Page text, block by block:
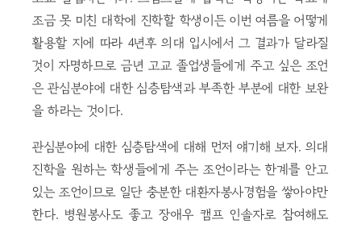
조금 못 미친 대학에 진학할 학생이든 이번 여름을 어떻게
활용할 지에 따라 4년후 의대 입시에서 그 결과가 달라질
것이 자명하므로 금년 고교 졸업생들에게 주고 싶은 조언
은 관심분야에 대한 심층탐색과 부족한 부분에 대한 보완
을 하라는 것이다.
관심분야에 대한 심층탐색에 대해 먼저 얘기해 보자. 의대
진학을 원하는 학생들에게 주는 조언이라는 한계를 안고
있는 조언이므로 일단 충분한 대환자봉사경험을 쌓아야만
한다. 병원봉사도 좋고 장애우 캠프 인솔자로 참여해도